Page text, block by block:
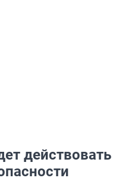
действовать